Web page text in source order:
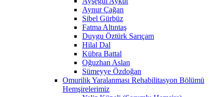
Aynur Çağan
Sibel Gürbüz
Fatma Altıntaş
Duygu Öztürk Sarıçam
Hilal Dal
Kübra Battal
Oğuzhan Aslan
Sümeyye Özdoğan
Omurilik Yaralanması Rehabilitasyon Bölümü
Hemşirelerimiz